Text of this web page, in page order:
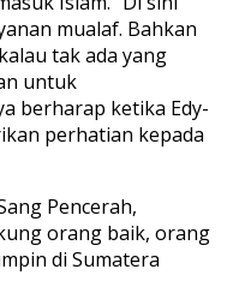
mualaf. Bahkan
tak ada yang
untuk
berharap ketika Edy-
perhatian kepada
Pencerah,
orang baik, orang
di Sumatera